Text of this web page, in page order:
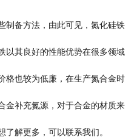
制备方法，由此可见，氮化硅铁
以其良好的性能优势在很多领域
格也较为低廉，在生产氮合金时
金补充氮源，对于合金的材质来
解更多，可以联系我们。